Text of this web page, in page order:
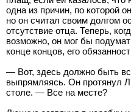
одна из причин, по которой
но он считал своим долгом
отсутствие отца. Теперь,
возможно, он мог бы
конце концов, его
— Вот, здесь должно быть
выпрямляясь. Он протянул
столе. — Все на месте?